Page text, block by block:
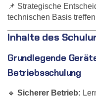
📌 Strategische
technischen Basis
Inhalte des
Grundlegende
Betriebsschulung
🔹 Sicherer Betrieb: